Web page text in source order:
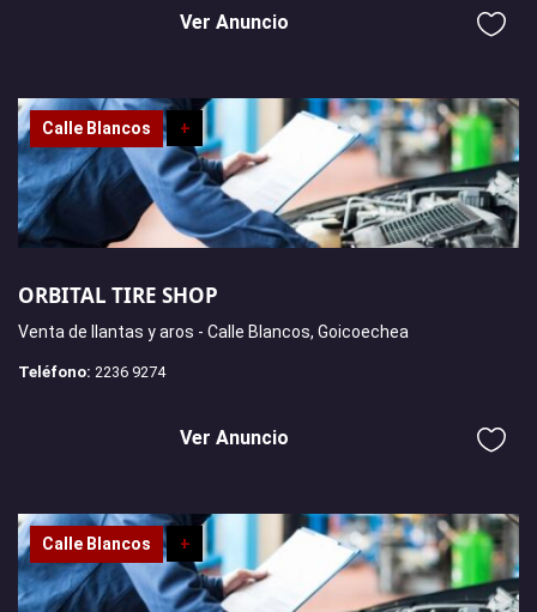
Ver Anuncio
Calle Blancos +
ORBITAL TIRE SHOP
Venta de llantas y aros - Calle Blancos, Goicoechea
Teléfono: 2236 9274
Ver Anuncio
Calle Blancos +